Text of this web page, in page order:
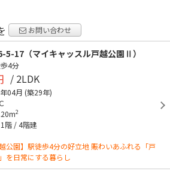
お問い合わせ
5-17（マイキャッスル戸越公園Ⅱ）
4分
/ 2LDK
04月 (築29年)
2
1階 /4階建
公園】駅徒歩4分の好立地 賑わいあふれる「戸
を日常にする暮らし